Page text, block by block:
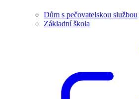
Dům s pečovatelskou službou
Základní škola